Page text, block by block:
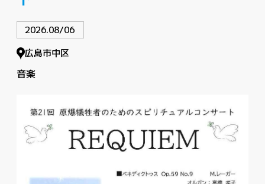
2026.08/06
広島市中区
音楽